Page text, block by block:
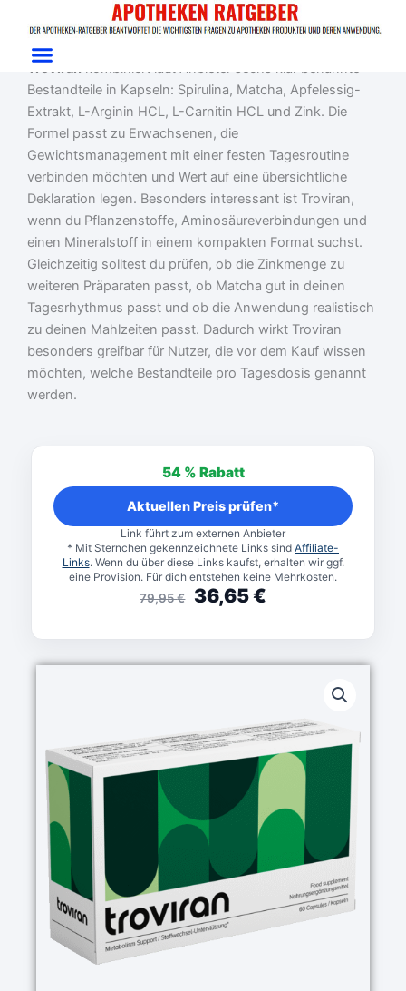
Inhalt
springen
Gewichtsmanagement / Troviran
Troviran Test: Kapseln mit Zink, Matcha & Spirulina
Troviran kombiniert laut Anbieter sechs klar benannte
Bestandteile in Kapseln: Spirulina, Matcha, Apfelessig-
Extrakt, L-Arginin HCL, L-Carnitin HCL und Zink. Die
Formel passt zu Erwachsenen, die
Gewichtsmanagement mit einer festen Tagesroutine
verbinden möchten und Wert auf eine übersichtliche
Deklaration legen. Besonders interessant ist Troviran,
wenn du Pflanzenstoffe, Aminosäureverbindungen und
einen Mineralstoff in einem kompakten Format suchst.
Gleichzeitig solltest du prüfen, ob die Zinkmenge zu
weiteren Präparaten passt, ob Matcha gut in deinen
Tagesrhythmus passt und ob die Anwendung realistisch
zu deinen Mahlzeiten passt. Dadurch wirkt Troviran
besonders greifbar für Nutzer, die vor dem Kauf wissen
möchten, welche Bestandteile pro Tagesdosis genannt
werden.
54 % Rabatt
79,95€
war:
79,95 €
36,65€
36,65 €.
Aktuellen Preis prüfen*
Link führt zum externen Anbieter
* Mit Sternchen gekennzeichnete Links sind Affiliate-
Links. Wenn du über diese Links kaufst, erhalten wir ggf.
eine Provision. Für dich entstehen keine Mehrkosten.